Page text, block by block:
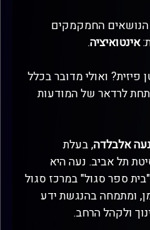
הנושאים החמקמקים
אינטואיציה.
ואולי מדובר בכלל
לרדאר של המודעות
אלבלדה, בעלת
תל אביב. נעה היא
ספר סגול" במרכז סגול
ומתמחה בהנגשת ידע
ולקהל הרחב.